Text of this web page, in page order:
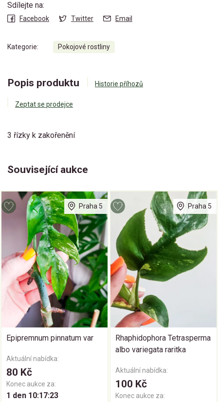
Sdílejte na:
Facebook Twitter Email
Kategorie: Pokojové rostliny
Popis produktu Historie příhozů
Zeptat se prodejce
3 řízky k zakořenění
Související aukce
Praha 5
Epipremnum pinnatum var
Aktuální nabídka:
80 Kč
Konec aukce za:
1 den 10:17:23
Praha 5
Rhaphidophora Tetrasperma
albo variegata raritka
Aktuální nabídka:
100 Kč
Konec aukce za: